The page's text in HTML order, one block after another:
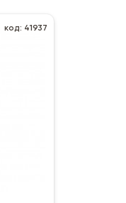
код: 41937